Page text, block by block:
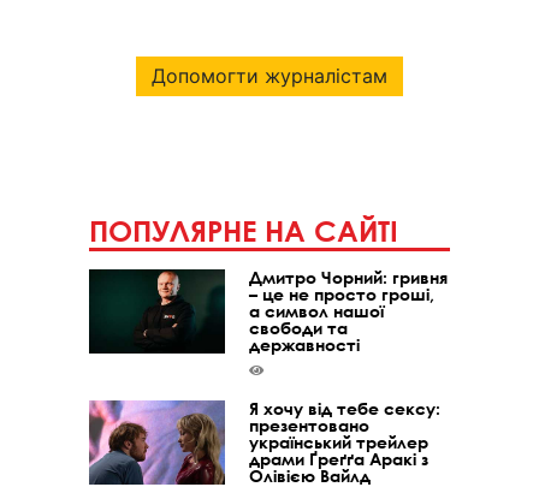
Допомогти журналістам
ПОПУЛЯРНЕ НА САЙТІ
Дмитро Чорний: гривня
– це не просто гроші,
а символ нашої
свободи та
державності
Я хочу від тебе сексу:
презентовано
український трейлер
драми Ґреґґа Аракі з
Олівією Вайлд